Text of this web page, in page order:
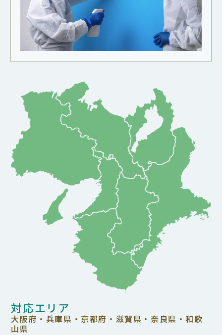
対応エリア
大阪府・兵庫県・京都府・滋賀県・奈良県・和歌
山県